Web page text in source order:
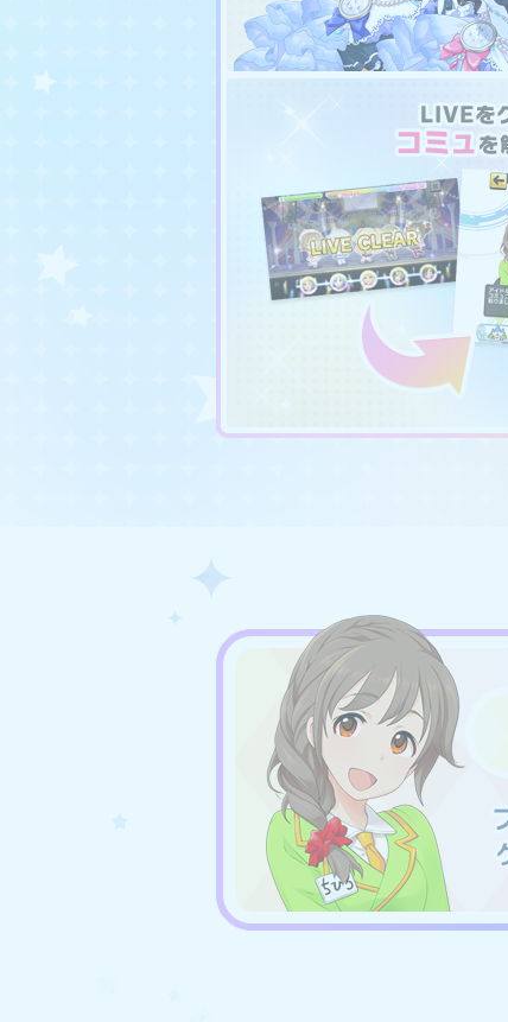
④ロケ撮
⑤ゲームセンター
⑥登場済みアイドルへ
仕様変更及び
イベント「LIVE
2025年9月下旬ごろに
修を予定しております
階層上限の撤廃、マ
それに伴い、イベン
データの破棄につい
プロデュース方針に
各イベントの仕様変更
詳細は後日お知らせい
プレミアムパスにつ
9月下旬ごろにプレミ